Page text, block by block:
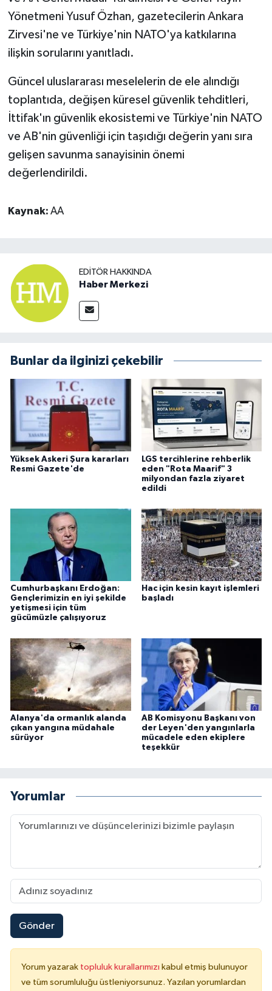
Yönetmeni Yusuf Özhan, gazetecilerin Ankara
Zirvesi'ne ve Türkiye'nin NATO'ya katkılarına
ilişkin sorularını yanıtladı.
Güncel uluslararası meselelerin de ele alındığı
toplantıda, değişen küresel güvenlik tehditleri,
İttifak'ın güvenlik ekosistemi ve Türkiye'nin NATO
ve AB'nin güvenliği için taşıdığı değerin yanı sıra
gelişen savunma sanayisinin önemi
değerlendirildi.
Kaynak: AA
EDITÖR HAKKINDA
Haber Merkezi
Bunlar da ilginizi çekebilir
Yüksek Askeri Şura kararları
Resmi Gazete'de
LGS tercihlerine rehberlik
eden "Rota Maarif" 3
milyondan fazla ziyaret
edildi
Cumhurbaşkanı Erdoğan:
Gençlerimizin en iyi şekilde
yetişmesi için tüm
gücümüzle çalışıyoruz
Hac için kesin kayıt işlemleri
başladı
Alanya'da ormanlık alanda
çıkan yangına müdahale
sürüyor
AB Komisyonu Başkanı von
der Leyen'den yangınlarla
mücadele eden ekiplere
teşekkür
Yorumlar
Gönder
Yorum yazarak topluluk kurallarımızı kabul etmiş bulunuyor
ve tüm sorumluluğu üstleniyorsunuz. Yazılan yorumlardan